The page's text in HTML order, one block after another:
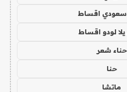
سعودي اقساط
لودو اقساط
حناء شعر
حنا
ماتشا